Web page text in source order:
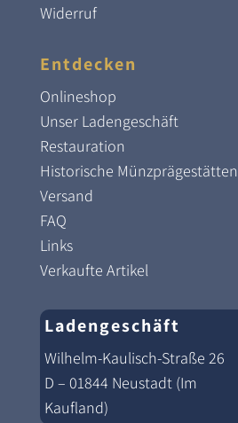
Widerruf
Entdecken
Onlineshop
Unser Ladengeschäft
Restauration
Historische Münzprägestätten
Versand
FAQ
Links
Verkaufte Artikel
Ladengeschäft
Wilhelm-Kaulisch-Straße 26
D – 01844 Neustadt (Im
Kaufland)